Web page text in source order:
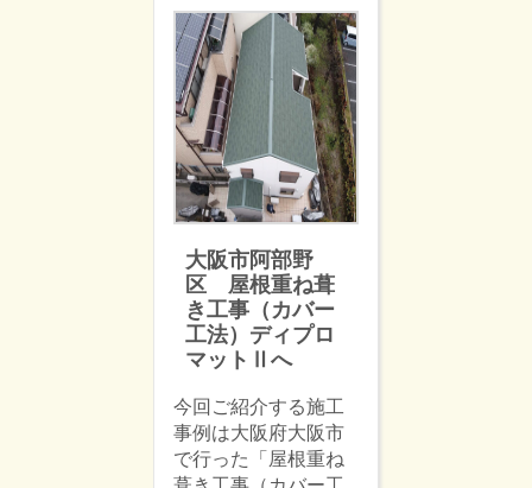
大阪市阿部野
区 屋根重ね葺
き工事（カバー
工法）ディプロ
マットⅡへ
今回ご紹介する施工
事例は大阪府大阪市
で行った「屋根重ね